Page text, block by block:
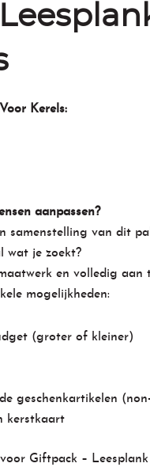
Kerels:
aanpassen?
samenstelling van dit
wat je zoekt?
en volledig aan
mogelijkheden:
(groter of kleiner)
geschenkartikelen
kerstkaart
Giftpack –